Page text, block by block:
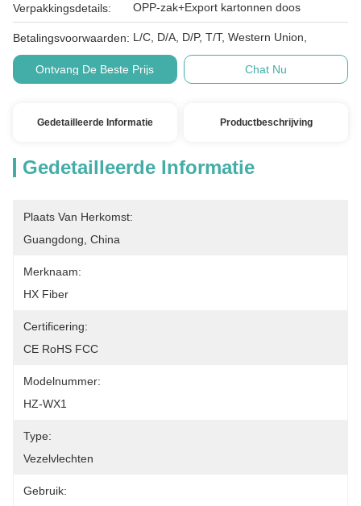
Verpakkingsdetails: OPP-zak+Export kartonnen doos
Betalingsvoorwaarden: L/C, D/A, D/P, T/T, Western Union,
Ontvang De Beste Prijs Chat Nu
Gedetailleerde Informatie Productbeschrijving
Gedetailleerde Informatie
Plaats Van Herkomst:
Guangdong, China
Merknaam:
HX Fiber
Certificering:
CE RoHS FCC
Modelnummer:
HZ-WX1
Type:
Vezelvlechten
Gebruik: